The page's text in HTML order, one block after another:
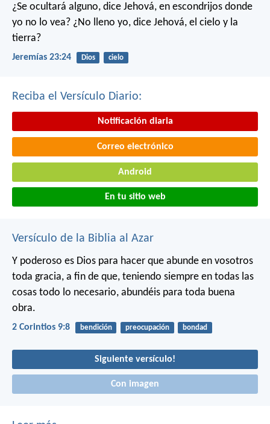
¿Se ocultará alguno, dice Jehová, en escondrijos donde
yo no lo vea? ¿No lleno yo, dice Jehová, el cielo y la
tierra?
Jeremías 23:24 Dios cielo
Reciba el Versículo Diario:
Notificación diaria
Correo electrónico
Android
En tu sitio web
Versículo de la Biblia al Azar
Y poderoso es Dios para hacer que abunde en vosotros
toda gracia, a fin de que, teniendo siempre en todas las
cosas todo lo necesario, abundéis para toda buena
obra.
2 Corintios 9:8 bendición preocupación bondad
Siguiente versículo!
Con imagen